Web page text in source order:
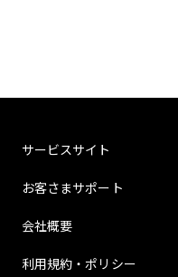
サービスサイト
お客さまサポート
会社概要
利用規約・ポリシー